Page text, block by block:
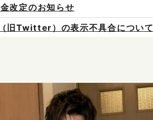
改定のお知らせ
旧Twitter）の表示不具合について
染症防止対策について